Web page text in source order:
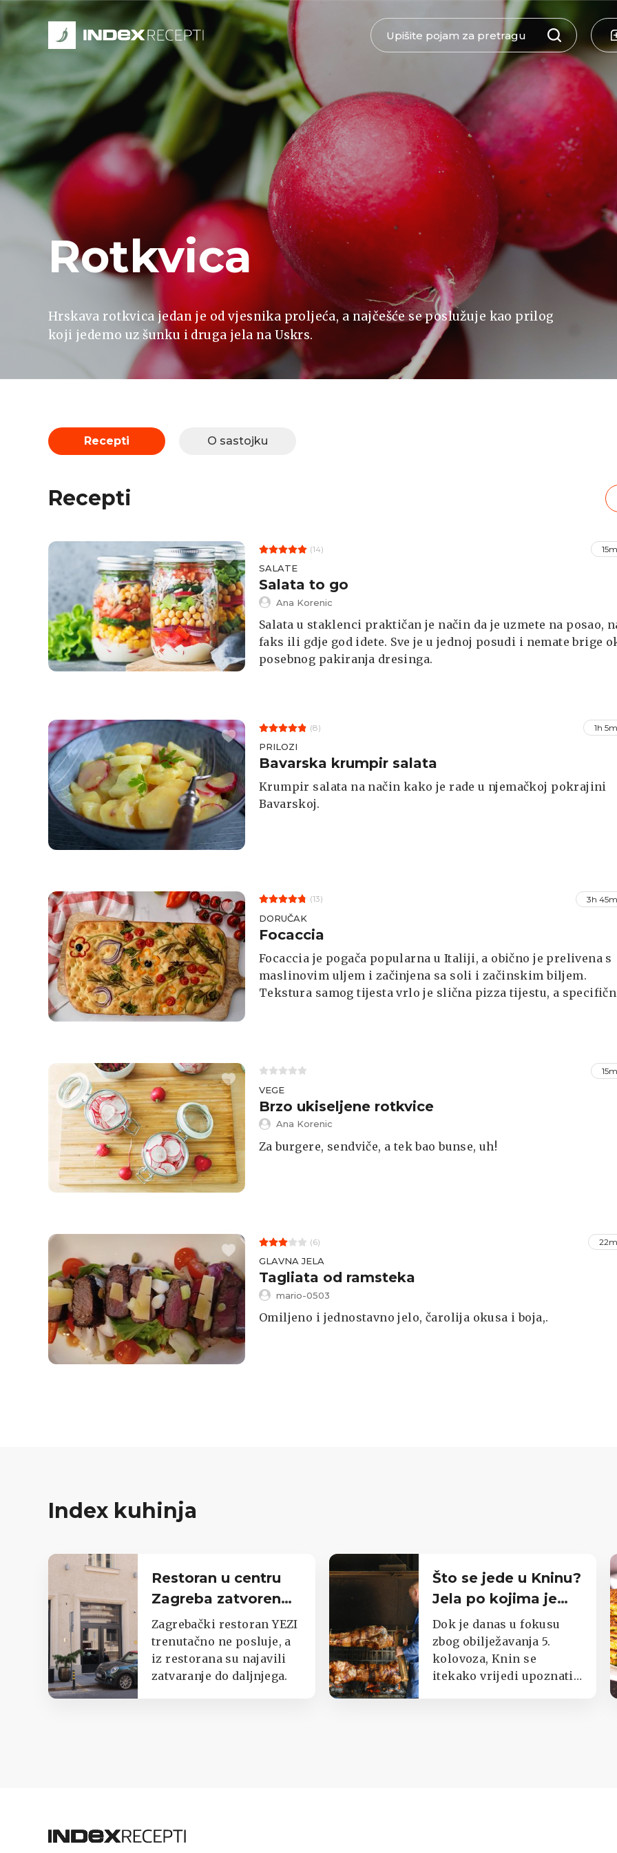
Rotkvica
Hrskava rotkvica jedan je od vjesnika proljeća, a najčešće se poslužuje kao prilog
koji jedemo uz šunku i druga jela na Uskrs.
Recepti O sastojku
Recepti
(14)
SALATE
Salata to go
Ana Korenic
Salata u staklenci praktičan je način da je uzmete na posao,
faks ili gdje god idete. Sve je u jednoj posudi i nemate brige
posebnog pakiranja dresinga.
(8) 1h
PRILOZI
Bavarska krumpir salata
Krumpir salata na način kako je rade u njemačkoj pokrajini
Bavarskoj.
(13) 3h
DORUČAK
Focaccia
Focaccia je pogača popularna u Italiji, a obično je prelivena s
maslinovim uljem i začinjena sa soli i začinskim biljem.
Tekstura samog tijesta vrlo je slična pizza tijestu, a
VEGE
Brzo ukiseljene rotkvice
Ana Korenic
Za burgere, sendviče, a tek bao bunse, uh!
(6)
GLAVNA JELA
Tagliata od ramsteka
mario-0503
Omiljeno i jednostavno jelo, čarolija okusa i boja,.
Index kuhinja
Restoran u centru
Zagreba zatvoren
do daljnjega,
oglasili se iz lokala
Zagrebački restoran YEZI
trenutačno ne posluje, a
iz restorana su najavili
zatvaranje do daljnjega.
Što se jede u Kninu?
Jela po kojima je
poznat cijeli kraj
Dok je danas u fokusu
zbog obilježavanja 5.
kolovoza, Knin se
itekako vrijedi upoznati i